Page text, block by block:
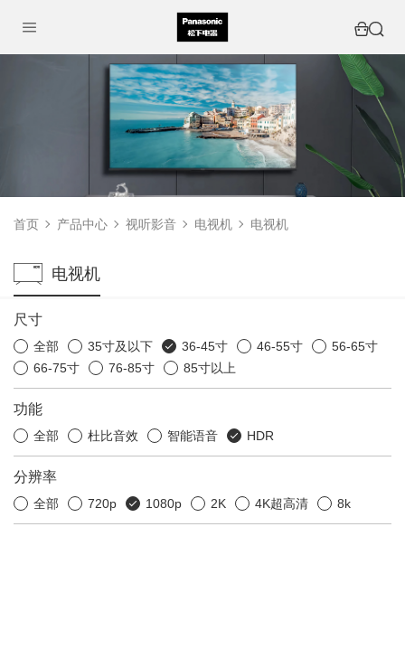
首页 产品中心 视听影音 电视机 电视机
电视机
尺寸
全部 35寸及以下 36-45寸 46-55寸
56-65寸
66-75寸
76-85寸 85寸以上
功能
全部 杜比音效 智能语音 HDR
分辨率
全部 720p 1080p 2K 4K超高清 8k